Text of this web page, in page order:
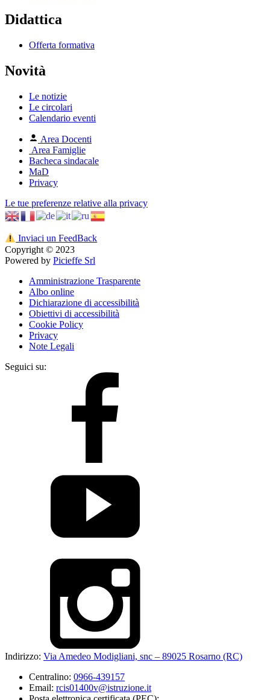
Didattica
Offerta formativa
Novità
Le notizie
Le circolari
Calendario eventi
Area Docenti
Area Famiglie
Bacheca sindacale
MaD
Privacy
Le tue preferenze relative alla privacy
Inviaci un FeedBack
Copyright © 2023
Powered by Picieffe Srl
Amministrazione Trasparente
Albo online
Dichiarazione di accessibilità
Obiettivi di accessibilità
Cookie Policy
Privacy
Note Legali
Seguici su:
Indirizzo: Via Amedeo Modigliani, snc – 89025 Rosarno (RC)
Centralino: 0966-439157
Email: rcis01400v@istruzione.it